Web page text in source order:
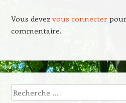
Vous devezvous connecter
commentaire.
Recherche